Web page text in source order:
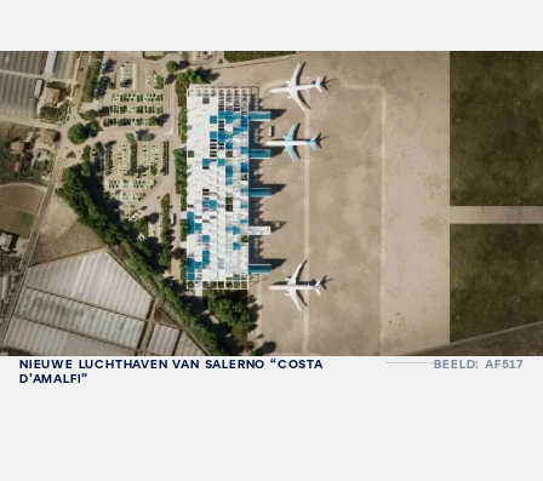
NIEUWE LUCHTHAVEN VAN SALERNO “COSTA
D’AMALFI”
BEELD: AF517